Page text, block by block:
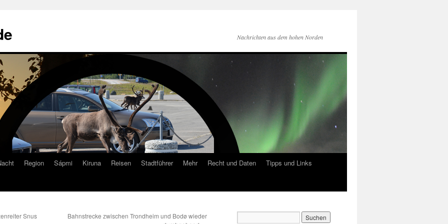
Nachrichten aus dem hohen Norden
Region Sápmi Kiruna Reisen Stadtführer Mehr Recht und Daten
Tipps und Links
Snus
Bahnstrecke zwischen Trondheim und Bodø wieder